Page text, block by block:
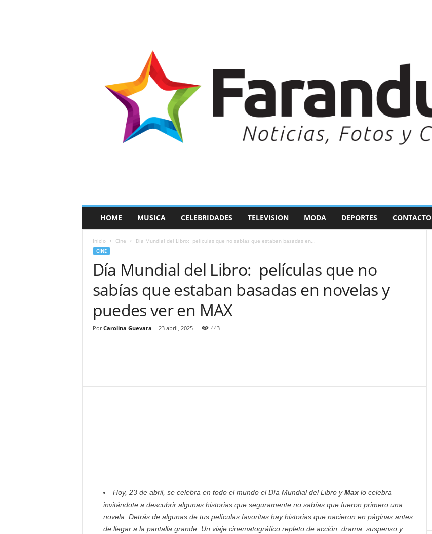
a
HOME MUSICA CELEBRIDADES TELEVISION MODA DEPORTES CONTACTO
Inicio Cine Día Mundial del Libro: películas que no sabías que estaban basadas en...
CINE
Día Mundial del Libro: películas que no
sabías que estaban basadas en novelas y
puedes ver en MAX
Por Carolina Guevara - 23 abril, 2025 443
Hoy, 23 de abril, se celebra en todo el mundo el Día Mundial del Libro yMaxlo celebra
invitándote a descubrir algunas historias que seguramente no sabías que fueron primero una
novela. Detrás de algunas de tus películas favoritas hay historias que nacieron en páginas antes
de llegar a la pantalla grande. Un viaje cinematográfico repleto de acción, drama, suspenso y